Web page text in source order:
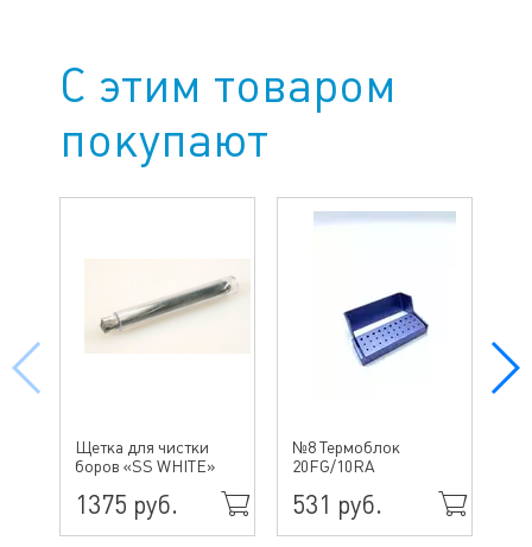
С этим товаром
покупают
Щетка для чистки
боров «SS WHITE»
1375 руб.
№8 Термоблок
20FG/10RA
531 руб.